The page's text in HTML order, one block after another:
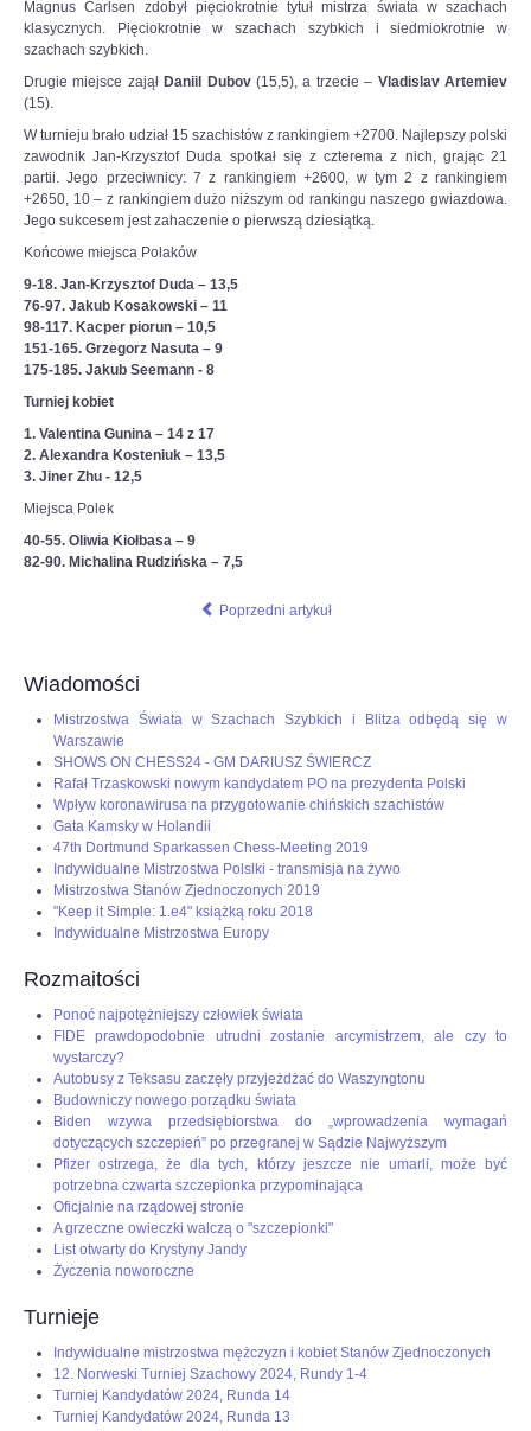
SZACHIŚCI
ZDJĘCIA
Z KALENDARZA
Magnus Carlsen zdobył pięciokrotnie tytuł mistrza świata w szachach
klasycznych. Pięciokrotnie w szachach szybkich i siedmiokrotnie w
szachach szybkich.
Drugie miejsce zajął Daniil Dubov(15,5), a trzecie – Vladislav Artemiev
(15).
W turnieju brało udział 15 szachistów z rankingiem +2700. Najlepszy polski
zawodnik Jan-Krzysztof Duda spotkał się z czterema z nich, grając 21
partii. Jego przeciwnicy: 7 z rankingiem +2600, w tym 2 z rankingiem
+2650, 10 – z rankingiem dużo niższym od rankingu naszego gwiazdowa.
Jego sukcesem jest zahaczenie o pierwszą dziesiątką.
Końcowe miejsca Polaków
9-18. Jan-Krzysztof Duda – 13,5
76-97. Jakub Kosakowski – 11
98-117. Kacper piorun – 10,5
151-165. Grzegorz Nasuta – 9
175-185. Jakub Seemann - 8
Turniej kobiet
1. Valentina Gunina – 14 z 17
2. Alexandra Kosteniuk – 13,5
3. Jiner Zhu - 12,5
Miejsca Polek
40-55. Oliwia Kiołbasa – 9
82-90. Michalina Rudzińska – 7,5
Poprzedni artykuł
Wiadomości
Mistrzostwa Świata w Szachach Szybkich i Blitza odbędą się w
Warszawie
SHOWS ON CHESS24 - GM DARIUSZ ŚWIERCZ
Rafał Trzaskowski nowym kandydatem PO na prezydenta Polski
Wpływ koronawirusa na przygotowanie chińskich szachistów
Gata Kamsky w Holandii
47th Dortmund Sparkassen Chess-Meeting 2019
Indywidualne Mistrzostwa Polslki - transmisja na żywo
Mistrzostwa Stanów Zjednoczonych 2019
"Keep it Simple: 1.e4" książką roku 2018
Indywidualne Mistrzostwa Europy
Rozmaitości
Ponoć najpotężniejszy człowiek świata
FIDE prawdopodobnie utrudni zostanie arcymistrzem, ale czy to
wystarczy?
Autobusy z Teksasu zaczęły przyjeżdżać do Waszyngtonu
Budowniczy nowego porządku świata
Biden wzywa przedsiębiorstwa do „wprowadzenia wymagań
dotyczących szczepień” po przegranej w Sądzie Najwyższym
Pfizer ostrzega, że dla tych, którzy jeszcze nie umarli, może być
potrzebna czwarta szczepionka przypominająca
Oficjalnie na rządowej stronie
A grzeczne owieczki walczą o "szczepionki"
List otwarty do Krystyny Jandy
Życzenia noworoczne
Turnieje
Indywidualne mistrzostwa mężczyzn i kobiet Stanów Zjednoczonych
12. Norweski Turniej Szachowy 2024, Rundy 1-4
Turniej Kandydatów 2024, Runda 14
Turniej Kandydatów 2024, Runda 13